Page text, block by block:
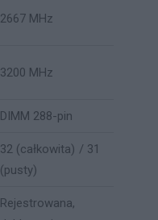
2667 MHz
3200 MHz
DIMM 288-pin
32 (całkowita) / 31
(pusty)
Rejestrowana,